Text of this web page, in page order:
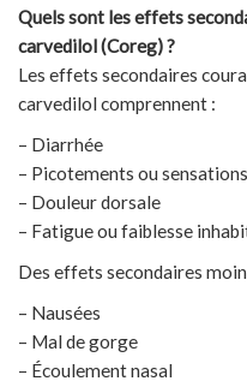
Quels sont les effets
carvedilol (Coreg) ?
Les effets secondaires
carvedilol comprennent :
– Diarrhée
– Picotements ou
– Douleur dorsale
– Fatigue ou faiblesse
Des effets secondaires
– Nausées
– Mal de gorge
– Écoulement nasal